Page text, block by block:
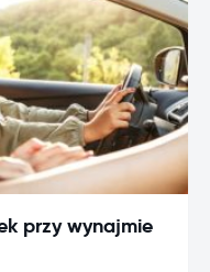
przy wynajmie